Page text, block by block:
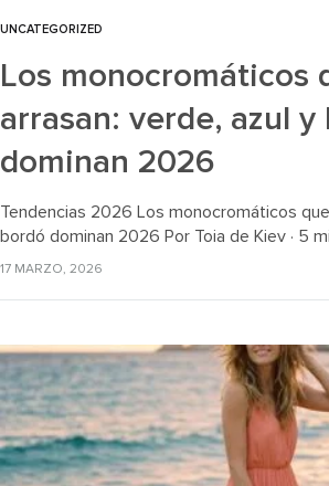
UNCATEGORIZED
Los monocromáticos
arrasan: verde, azul y
dominan 2026
Tendencias 2026 Los monocromáticos
bordó dominan 2026 Por Toia de Kiev · 5
«Vestirse de un solo color de pies a
17 MARZO, 2026